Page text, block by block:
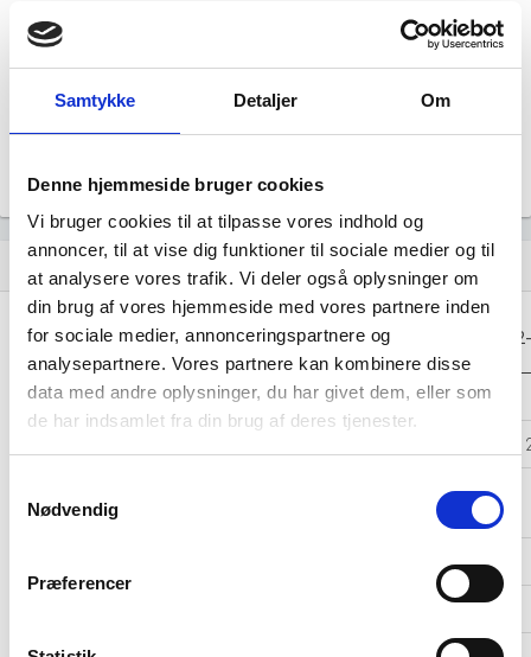
Samtykke Detaljer Om
Denne hjemmeside bruger cookies
Vi bruger cookies til at tilpasse vores indhold og
annoncer, til at vise dig funktioner til sociale medier og til
at analysere vores trafik. Vi deler også oplysninger om
din brug af vores hjemmeside med vores partnere inden
for sociale medier, annonceringspartnere og
analysepartnere. Vores partnere kan kombinere disse
data med andre oplysninger, du har givet dem, eller som
de har indsamlet fra din brug af deres tjenester.
Nødvendig
Præferencer
Årsrapporten 2023-12 file_download
Årsrapporten 2022-12
Regnskaber
Resultat i 1000
DKK
2025-12 2024-12
Nettoomsætning - - -
(EBIT)
21
16